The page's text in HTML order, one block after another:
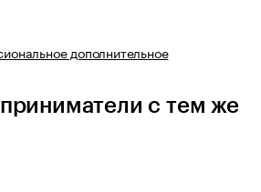
дополнительное
с тем же